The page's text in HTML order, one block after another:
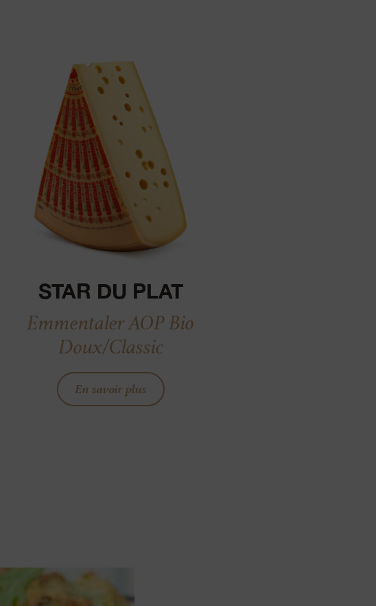
STAR DU PLAT
Emmentaler AOP Bio
Doux/Classic
En savoir plus